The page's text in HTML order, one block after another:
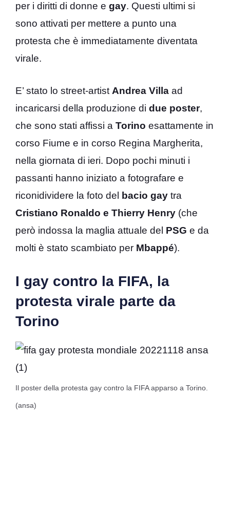
per i diritti di donne e gay. Questi ultimi si
sono attivati per mettere a punto una
protesta che è immediatamente diventata
virale.
E’ stato lo street-artist Andrea Villa ad
incaricarsi della produzione di due poster,
che sono stati affissi a Torino esattamente in
corso Fiume e in corso Regina Margherita,
nella giornata di ieri. Dopo pochi minuti i
passanti hanno iniziato a fotografare e
riconidividere la foto del bacio gay tra
Cristiano Ronaldo e Thierry Henry (che
però indossa la maglia attuale del PSG e da
molti è stato scambiato per Mbappé).
I gay contro la FIFA, la
protesta virale parte da
Torino
Il poster della protesta gay contro la FIFA apparso a Torino.
(ansa)